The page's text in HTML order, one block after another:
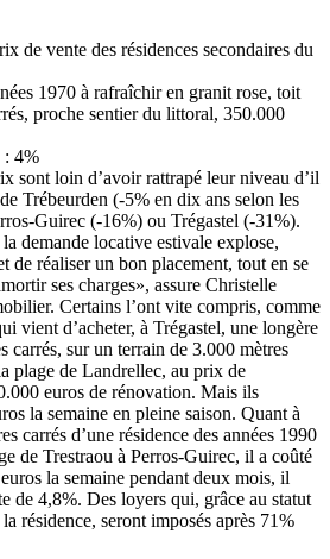
de vente des résidences secondaires du
1970 à rafraîchir en granit rose, toit
proche sentier du littoral, 350.000
: 4%
sont loin d’avoir rattrapé leur niveau d’il
Trébeurden (-5% en dix ans selon les
Guirec (-16%) ou Trégastel (-31%).
demande locative estivale explose,
de réaliser un bon placement, tout en se
ses charges», assure Christelle
Certains l’ont vite compris, comme
vient d’acheter, à Trégastel, une longère
carrés, sur un terrain de 3.000 mètres
plage de Landrellec, au prix de
euros de rénovation. Mais ils
la semaine en pleine saison. Quant à
carrés d’une résidence des années 1990
de Trestraou à Perros-Guirec, il a coûté
la semaine pendant deux mois, il
de 4,8%. Des loyers qui, grâce au statut
résidence, seront imposés après 71%